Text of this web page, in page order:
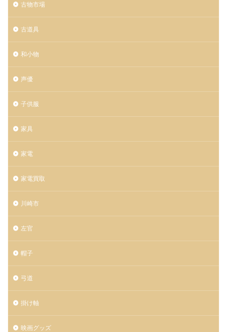
古物市場
古道具
和小物
声優
子供服
家具
家電
家電買取
川崎市
左官
帽子
弓道
掛け軸
映画グッズ